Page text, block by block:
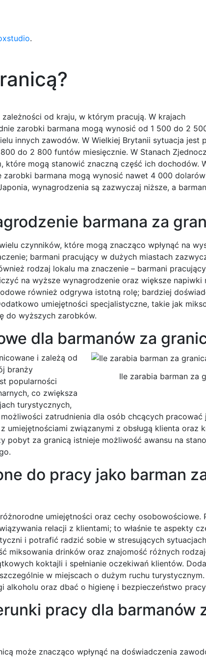
.
od kraju, w którym pracują. W krajach
zarobki barmana mogą wynosić od 1 500 do 2
innych zawodów. W Wielkiej Brytanii sytuacja jest
do 2 800 funtów miesięcznie. W Stanach
mogą stanowić znaczną część ich dochodów.
barmana mogą wynosić nawet 4 000
wynagrodzenia są zazwyczaj niższe, a
barmana za
czynników, które mogą znacząco wpłynąć na
barmani pracujący w dużych miastach
rodzaj lokalu ma znaczenie – barmani
na wyższe wynagrodzenie oraz większe napiwki
również odgrywa istotną rolę; bardziej
umiejętności specjalistyczne, takie jak
do wyższych zarobków.
dla barmanów za
Ile zarabia barman za
i zależą od
branży
popularności
co zwiększa
turystycznych,
zatrudnienia dla osób chcących pracować
związanymi z obsługą klienta oraz
pobyt za granicą istnieje możliwość awansu na
do pracy jako barman
umiejętności oraz cechy osobowościowe.
relacji z klientami; to właśnie te aspekty
i potrafić radzić sobie w stresujących
miksowania drinków oraz znajomość różnych
koktajli i spełnianie oczekiwań klientów.
w miejscach o dużym ruchu turystycznym.
alkoholu oraz dbać o higienę i bezpieczeństwo
pracy dla barmanów
może znacząco wpłynąć na doświadczenia